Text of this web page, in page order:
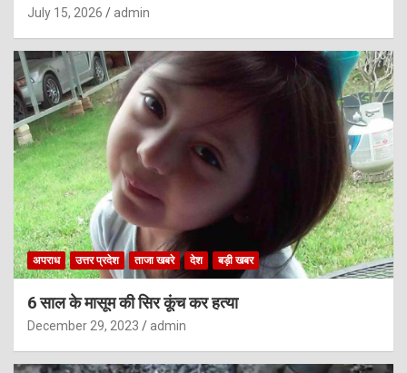
July 15, 2026 admin
अपराध उत्तर प्रदेश ताजा खबरे देश बड़ी खबर
6 साल के मासूम की सिर कूंच कर हत्या
December 29, 2023 admin